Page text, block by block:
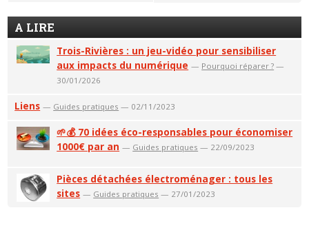
A LIRE
Trois-Rivières : un jeu-vidéo pour sensibiliser
aux impacts du numérique — Pourquoi réparer ? —
30/01/2026
Liens — Guides pratiques — 02/11/2023
🌱💰 70 idées éco-responsables pour économiser
1000€ par an — Guides pratiques — 22/09/2023
Pièces détachées électroménager : tous les
sites — Guides pratiques — 27/01/2023